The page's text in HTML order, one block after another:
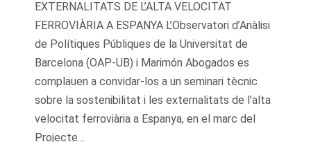
EXTERNALITATS DE L’ALTA VELOCITAT
FERROVIÀRIA A ESPANYA L’Observatori d’Anàlisi
de Polítiques Públiques de la Universitat de
Barcelona (OAP-UB) i Marimón Abogados es
complauen a convidar-los a un seminari tècnic
sobre la sostenibilitat i les externalitats de l’alta
velocitat ferroviària a Espanya, en el marc del
Projecte…